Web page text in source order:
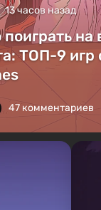
13 часов назад
поиграть
ТОП-9 игр
47 комментариев